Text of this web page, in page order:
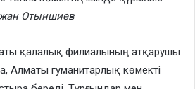
Отыншиев
қалалық филиалының атқарушы
Алматы гуманитарлық көмекті